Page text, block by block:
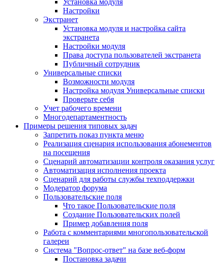
Установка модуля
Настройки
Экстранет
Установка модуля и настройка сайта
экстранета
Настройки модуля
Права доступа пользователей экстранета
Публичный сотрудник
Универсальные списки
Возможности модуля
Настройка модуля Универсальные списки
Проверьте себя
Учет рабочего времени
Многодепартаментность
Примеры решения типовых задач
Запретить показ пункта меню
Реализация сценария использования абонементов
на посещения
Сценарий автоматизации контроля оказания услуг
Автоматизация исполнения проекта
Сценарий для работы службы техподдержки
Модератор форума
Пользовательские поля
Что такое Пользовательские поля
Создание Пользовательских полей
Пример добавления поля
Работа с комментариями многопользовательской
галереи
Система "Вопрос-ответ" на базе веб-форм
Постановка задачи